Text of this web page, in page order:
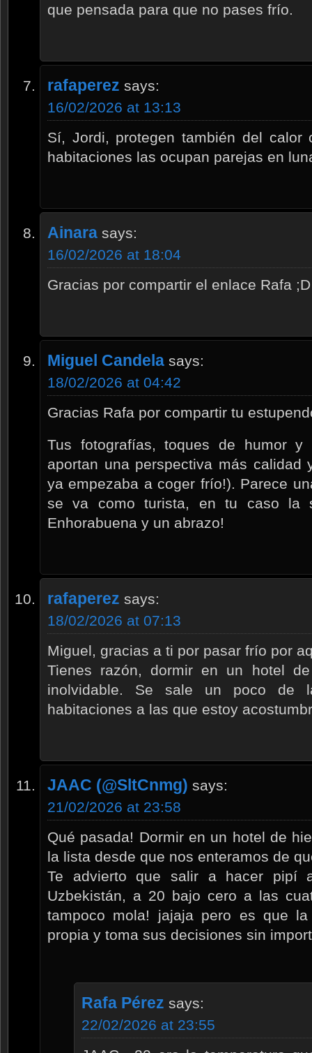
que pensada para que no pases frío.
rafaperez says:
16/02/2026 at 13:13
Sí, Jordi, protegen también del calor
habitaciones las ocupan parejas en
Ainara says:
16/02/2026 at 18:04
Gracias por compartir el enlace Rafa ;D
Miguel Candela says:
18/02/2026 at 04:42
Gracias Rafa por compartir tu
Tus fotografías, toques de humor y
aportan una perspectiva más calidad
ya empezaba a coger frío!). Parece
se va como turista, en tu caso la
Enhorabuena y un abrazo!
rafaperez says:
18/02/2026 at 07:13
Miguel, gracias a ti por pasar frío por
Tienes razón, dormir en un hotel
inolvidable. Se sale un poco de
habitaciones a las que estoy
JAAC (@SltCnmg) says:
21/02/2026 at 23:58
Qué pasada! Dormir en un hotel de
la lista desde que nos enteramos de
Te advierto que salir a hacer pipí
Uzbekistán, a 20 bajo cero a las
tampoco mola! jajaja pero es que
propia y toma sus decisiones sin
Rafa Pérez says:
22/02/2026 at 23:55